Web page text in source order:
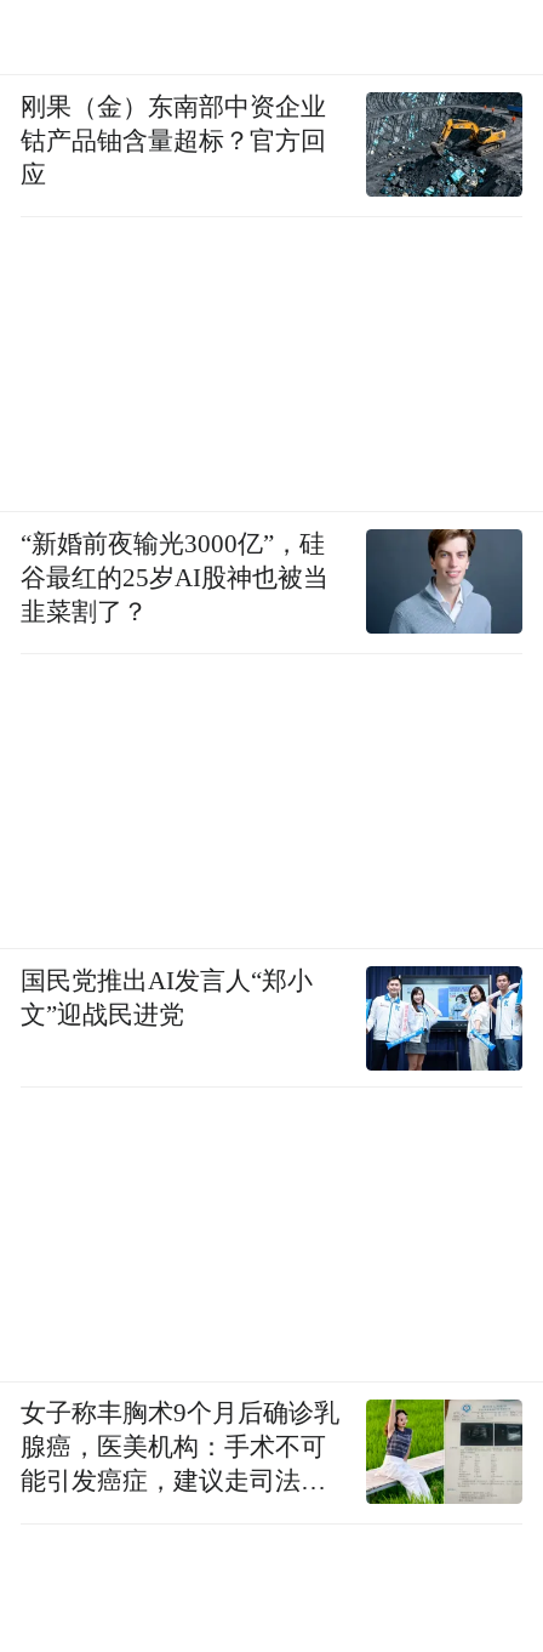
刚果（金）东南部中资企业
钴产品铀含量超标？官方回
应
“新婚前夜输光3000亿”，硅
谷最红的25岁AI股神也被当
韭菜割了？
国民党推出AI发言人“郑小
文”迎战民进党
女子称丰胸术9个月后确诊乳
腺癌，医美机构：手术不可
能引发癌症，建议走司法途